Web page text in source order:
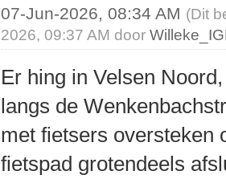
07-Jun-2026, 08:34 AM (Dit
2026, 09:37 AM door
Er hing in Velsen
langs de
met fietsers oversteken
fietspad grotendeels